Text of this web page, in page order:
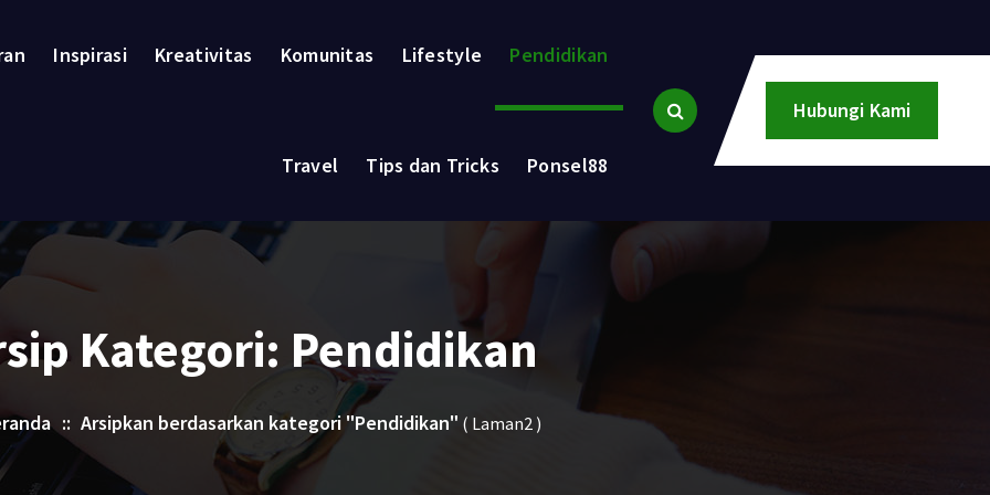
Inspirasi Kreativitas Komunitas Lifestyle Pendidikan
Travel Tips dan Tricks Ponsel88
Hubungi Kami
Kategori: Pendidikan
:: Arsipkan berdasarkan kategori "Pendidikan" ( Laman2 )